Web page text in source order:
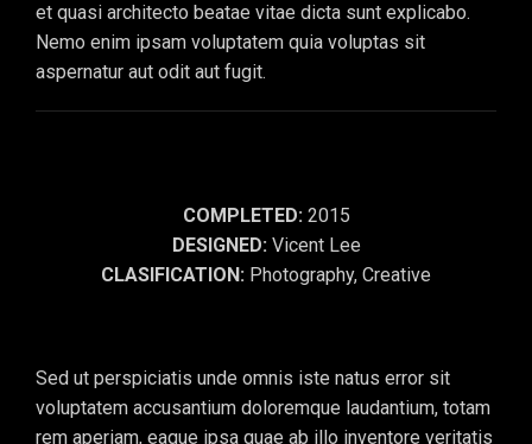
et quasi architecto beatae vitae dicta sunt explicabo.
Nemo enim ipsam voluptatem quia voluptas sit
aspernatur aut odit aut fugit.
COMPLETED: 2015
DESIGNED: Vicent Lee
CLASIFICATION: Photography, Creative
Sed ut perspiciatis unde omnis iste natus error sit
voluptatem accusantium doloremque laudantium, totam
rem aperiam, eaque ipsa quae ab illo inventore veritatis